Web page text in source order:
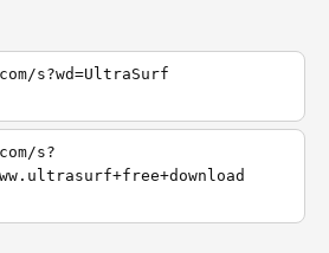
s?wd=UltraSurf
s?